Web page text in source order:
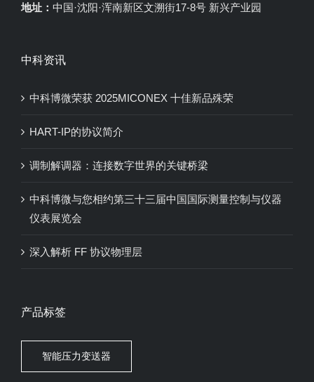
地址： 中国·沈阳·浑南新区文溯街17-8号 新兴产业园
中科资讯
中科博微荣获 2025MICONEX 十佳新品殊荣
HART-IP的协议简介
调制解调器：连接数字世界的关键桥梁
中科博微与您相约第三十三届中国国际测量控制与仪器
仪表展览会
深入解析 FF 协议物理层
产品标签
智能压力变送器